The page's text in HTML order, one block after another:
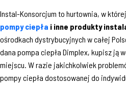
Instal-Konsorcjum to hurtownia, w
pompy ciepła i inne produkty
ośrodkach dystrybucyjnych w całej
dana pompa ciepła Dimplex, kupisz ją
miejscu. W razie jakichkolwiek
pompy ciepła dostosowanej do